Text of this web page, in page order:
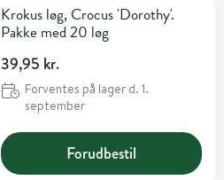
Krokus løg, Crocus 'Dorothy'.
Pakke med 20 løg
39,95 kr.
Forventes på lager d. 1.
september
Forudbestil